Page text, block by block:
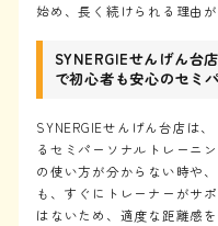
始め、長く続けられる理由
SYNERGIEせんげん台
で初心者も安心のセミ
SYNERGIEせんげん台店は
るセミパーソナルトレーニ
の使い方が分からない時や
も、すぐにトレーナーがサ
はないため、適度な距離感